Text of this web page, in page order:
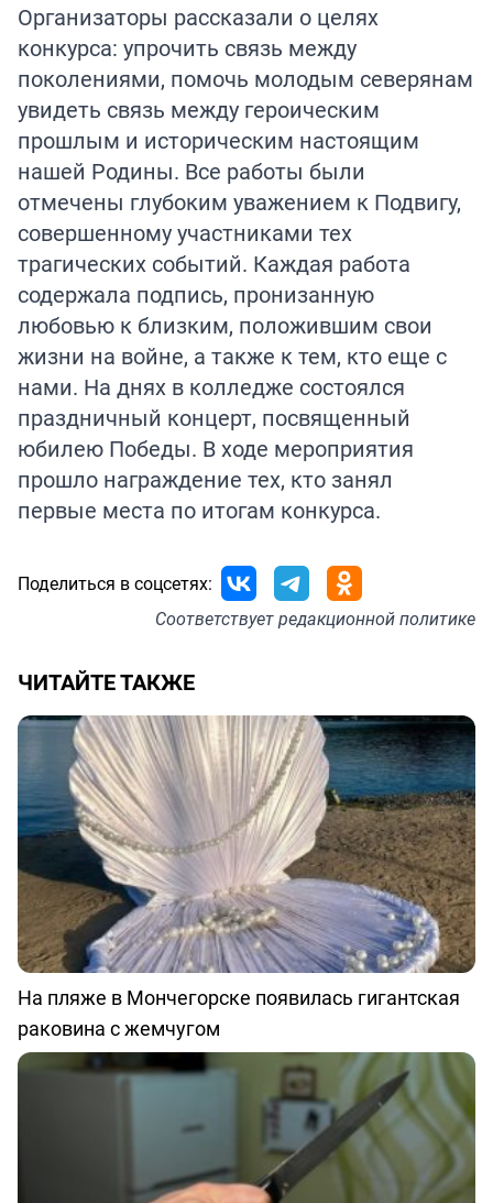
Организаторы рассказали о целях
конкурса: упрочить связь между
поколениями, помочь молодым северянам
увидеть связь между героическим
прошлым и историческим настоящим
нашей Родины. Все работы были
отмечены глубоким уважением к Подвигу,
совершенному участниками тех
трагических событий. Каждая работа
содержала подпись, пронизанную
любовью к близким, положившим свои
жизни на войне, а также к тем, кто еще с
нами. На днях в колледже состоялся
праздничный концерт, посвященный
юбилею Победы. В ходе мероприятия
прошло награждение тех, кто занял
первые места по итогам конкурса.
Поделиться в соцсетях:
Соответствуетредакционной политике
ЧИТАЙТЕ ТАКЖЕ
На пляже в Мончегорске появилась гигантская
раковина с жемчугом